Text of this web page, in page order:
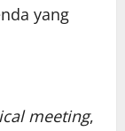
yang
meeting,